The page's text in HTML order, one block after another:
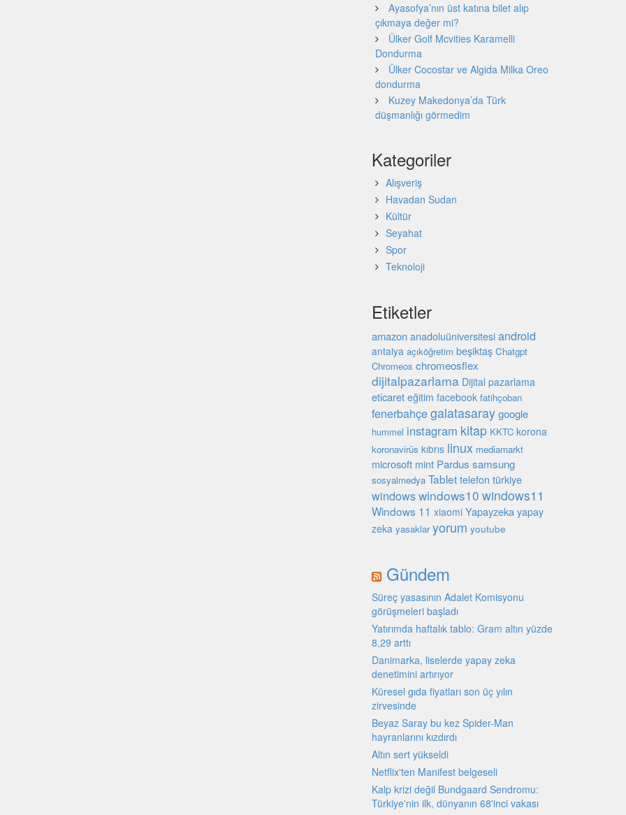
Ayasofya’nın üst katına bilet alıp
çıkmaya değer mi?
Ülker Golf Mcvities Karamelli
Dondurma
Ülker Cocostar ve Algida Milka Oreo
dondurma
Kuzey Makedonya’da Türk
düşmanlığı görmedim
Kategoriler
Alışveriş
Havadan Sudan
Kültür
Seyahat
Spor
Teknoloji
Etiketler
amazon anadoluüniversitesi android
antalya açıköğretim beşiktaş Chatgpt
Chromeos chromeosflex
dijitalpazarlama Dijital pazarlama
eticaret eğitim facebook fatihçoban
fenerbahçegalatasaray google
hummel instagram kitap KKTC korona
koronavirüs kıbrıs linux mediamarkt
microsoft mint Pardus samsung
sosyalmedya Tablet telefon türkiye
windowswindows10 windows11
Windows 11 xiaomi Yapayzeka yapay
zeka yasaklar yorum youtube
Gündem
Süreç yasasının Adalet Komisyonu
görüşmeleri başladı
Yatırımda haftalık tablo: Gram altın yüzde
8,29 arttı
Danimarka, liselerde yapay zeka
denetimini artırıyor
Küresel gıda fiyatları son üç yılın
zirvesinde
Beyaz Saray bu kez Spider-Man
hayranlarını kızdırdı
Altın sert yükseldi
Netflix'ten Manifest belgeseli
Kalp krizi değil Bundgaard Sendromu:
Türkiye'nin ilk, dünyanın 68'inci vakası